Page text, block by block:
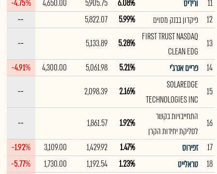
11
ורידיס 6.08%
5,905.75
4,650.00
-4.75%
12
פיקדון בבנק מסוים 5.99%
5,822.07
--
13
FIRST TRUST NASDAQ
CLEAN EDG
5.28%
5,133.89
--
14
פריים אנרג'י 5.21%
5,061.98
4,300.00
-4.91%
15
SOLAREDGE
TECHNOLOGIES INC
2.16%
2,098.39
--
16
התחייבויות בקשר
לסליקת יחידות הקרן
1.92%
1,861.57
--
17
זפירוס 1.47%
1,429.92
3,109.00
-1.92%
18
טראלייט 1.23%
1,192.54
1,730.00
-5.77%